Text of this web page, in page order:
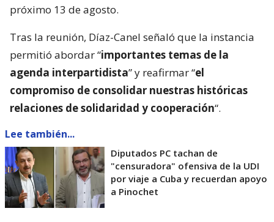
próximo 13 de agosto.
Tras la reunión, Díaz-Canel señaló que la instancia
permitió abordar “importantes temas de la
agenda interpartidista” y reafirmar “el
compromiso de consolidar nuestras históricas
relaciones de solidaridad y cooperación“.
Lee también...
Diputados PC tachan de
"censuradora" ofensiva de la UDI
por viaje a Cuba y recuerdan apoyo
a Pinochet